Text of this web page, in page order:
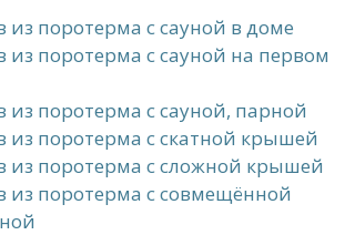
поротерма с сауной в доме
поротерма с сауной на первом
поротерма с сауной, парной
из поротерма с скатной крышей
из поротерма с сложной крышей
из поротерма с совмещённой